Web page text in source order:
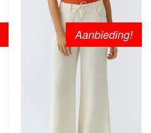
Aanbieding!